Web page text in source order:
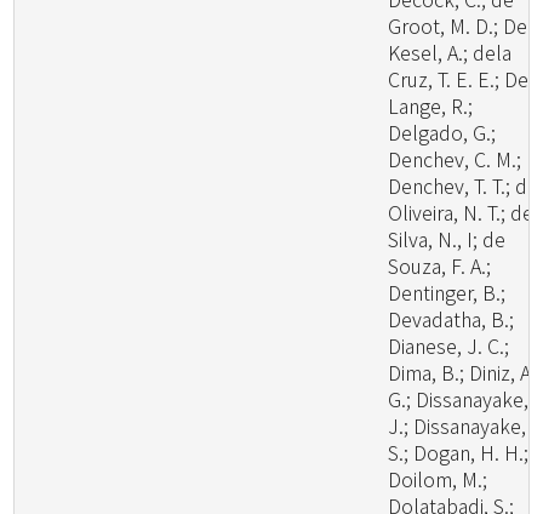
Groot, M. D.; De
Kesel, A.; dela
Cruz, T. E. E.; De
Lange, R.;
Delgado, G.;
Denchev, C. M.;
Denchev, T. T.; de
Oliveira, N. T.; de
Silva, N., I; de
Souza, F. A.;
Dentinger, B.;
Devadatha, B.;
Dianese, J. C.;
Dima, B.; Diniz, A.
G.; Dissanayake,
J.; Dissanayake,
S.; Dogan, H. H.;
Doilom, M.;
Dolatabadi, S.;